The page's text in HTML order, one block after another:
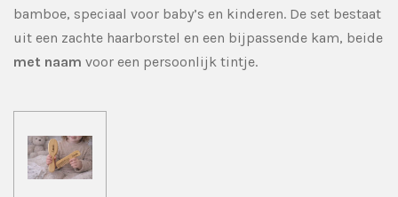
bamboe, speciaal voor baby’s en kinderen. De set bestaat
uit een zachte haarborstel en een bijpassende kam, beide
met naam voor een persoonlijk tintje.